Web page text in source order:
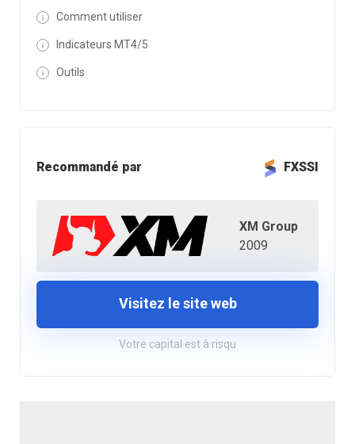
Comment utiliser
Indicateurs MT4/5
Outils
Recommandé par FXSSI
XM Group
2009
Visitez le site web
Votre capital est à risqu